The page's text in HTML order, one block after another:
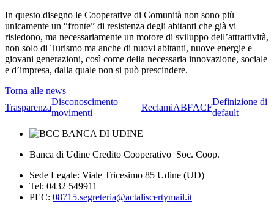
In questo disegno le Cooperative di Comunità non sono più
unicamente un “fronte” di resistenza degli abitanti che già vi
risiedono, ma necessariamente un motore di sviluppo dell’attrattività,
non solo di Turismo ma anche di nuovi abitanti, nuove energie e
giovani generazioni, così come della necessaria innovazione, sociale
e d’impresa, dalla quale non si può prescindere.
Torna alle news
Trasparenza
Disconoscimento
movimenti
ReclamiABFACF
Definizione di
default
Banca di Udine Credito Cooperativo Soc. Coop.
Sede Legale: Viale Tricesimo 85 Udine (UD)
Tel: 0432 549911
PEC: 08715.segreteria@actaliscertymail.it